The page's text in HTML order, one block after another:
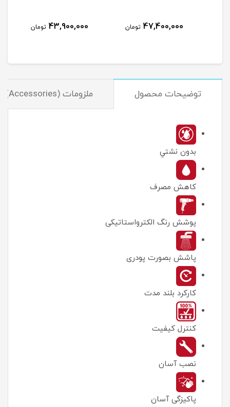
43,900,000
49,700,000
توضیحات محصول ملزومات (Accessories)
بدون نشتي
کاهش مصرف
پوشش رنگ الکترواستاتیکی
پاشش بصورت پودری
کارکرد بلند مدت
كنترل كيفيت
نصب آسان
پاکیزگی آسان